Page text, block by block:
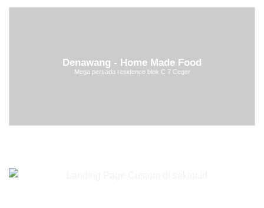
Denawang - Home Made Food
Mega persada residence blok C 7 Ceger